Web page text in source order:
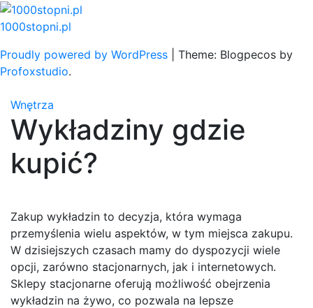
Skip
to
1000stopni.pl
Proudly powered by WordPress
Theme: Blogpecos by
Profoxstudio.
Wnętrza
Wykładziny gdzie
kupić?
Zakup wykładzin to decyzja, która wymaga
przemyślenia wielu aspektów, w tym miejsca zakupu.
W dzisiejszych czasach mamy do dyspozycji wiele
opcji, zarówno stacjonarnych, jak i internetowych.
Sklepy stacjonarne oferują możliwość obejrzenia
wykładzin na żywo, co pozwala na lepsze